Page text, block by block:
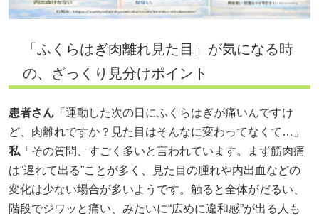
「ふくらはぎ肉離れ見た目」が気になる時
の、ざっくり見分けポイント
患者さん 「運動した次の日にふくらはぎが痛いんですけ
ど、肉離れですか？見た目はそんなに変わってなくて…」
私 「その質問、すごく多いと言われています。まず筋肉痛
は“遅れて出る”ことが多く、見た目の腫れや内出血などの
変化は少ない場合が多いようです。触ると全体がだるい、
階段でジワッと痛い、みたいに“広めに違和感”が出る人も